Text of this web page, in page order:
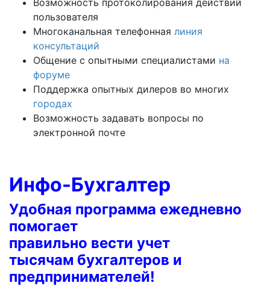
пользователя
Многоканальная телефонная линия
консультаций
Общение с опытными специалистами на
форуме
Поддержка опытных дилеров во многих
городах
Возможность задавать вопросы по
электронной почте
Инфо-Бухгалтер
Удобная программа ежедневно
помогает
правильно вести учет
тысячам бухгалтеров и
предпринимателей!